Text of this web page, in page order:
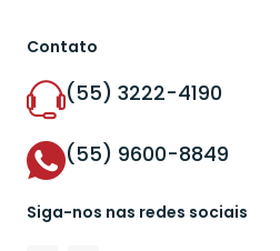
Contato
(55) 3222-4190
(55) 9600-8849
Siga-nos nas redes sociais